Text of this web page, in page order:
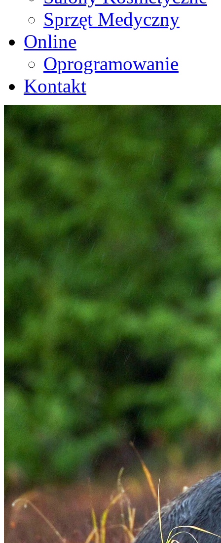
Sprzęt Medyczny
Online
Oprogramowanie
Kontakt